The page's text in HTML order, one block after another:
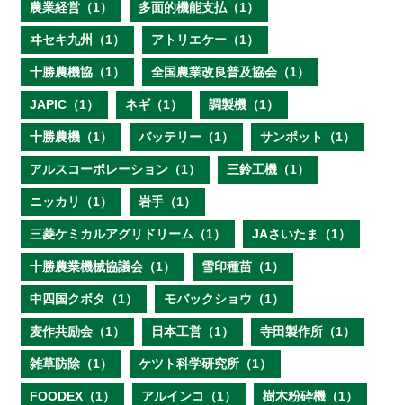
農業経営（1） 多面的機能支払（1）
ヰセキ九州（1） アトリエケー（1）
十勝農機協（1） 全国農業改良普及協会（1）
JAPIC（1） ネギ（1） 調製機（1）
十勝農機（1） バッテリー（1） サンポット（1）
アルスコーポレーション（1） 三鈴工機（1）
ニッカリ（1） 岩手（1）
三菱ケミカルアグリドリーム（1） JAさいたま（1）
十勝農業機械協議会（1） 雪印種苗（1）
中四国クボタ（1） モバックショウ（1）
麦作共励会（1） 日本工営（1） 寺田製作所（1）
雑草防除（1） ケツト科学研究所（1）
FOODEX（1） アルインコ（1） 樹木粉砕機（1）